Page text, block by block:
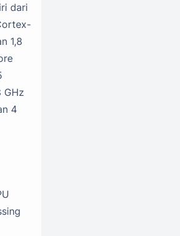
dari
1,8
GHz
4